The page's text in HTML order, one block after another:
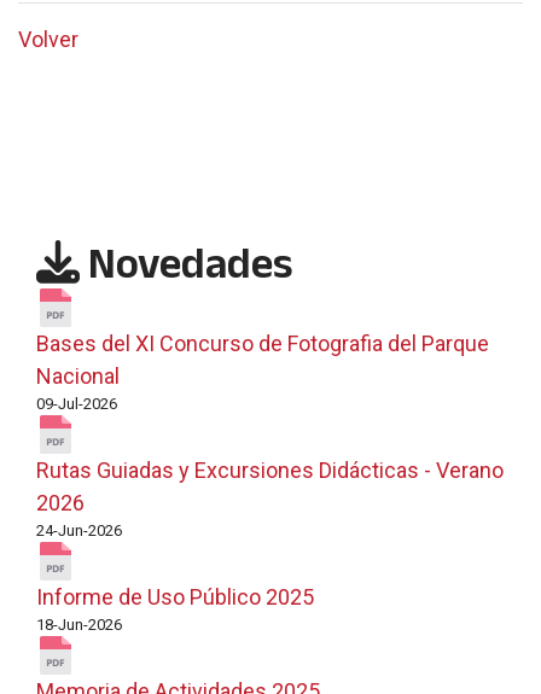
Volver
Novedades
Bases del XI Concurso de Fotografia del Parque
Nacional
09-Jul-2026
Rutas Guiadas y Excursiones Didácticas - Verano
2026
24-Jun-2026
Informe de Uso Público 2025
18-Jun-2026